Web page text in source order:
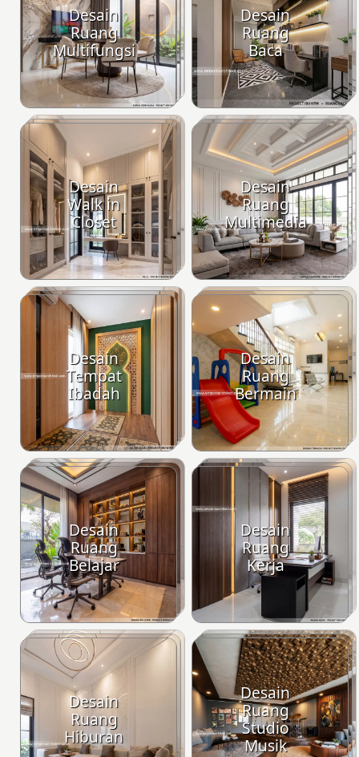
Desain
Ruang
Multifungsi
Desain
Ruang
Baca
Desain
Walk in
Closet
Desain
Ruang
Multimedia
Desain
Tempat
Ibadah
Desain
Ruang
Bermain
Desain
Ruang
Belajar
Desain
Ruang
Kerja
Desain
Ruang
Hiburan
Desain
Ruang
Studio
Musik